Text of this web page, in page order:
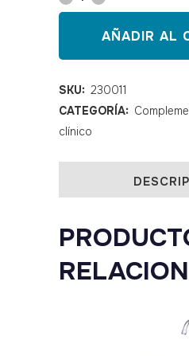
2
ganchos
con
quantity
AÑADIR AL
SKU: 230011
CATEGORÍA:
clínico